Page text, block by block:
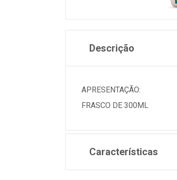
Descrição
APRESENTAÇÃO:
FRASCO DE 300ML
Características